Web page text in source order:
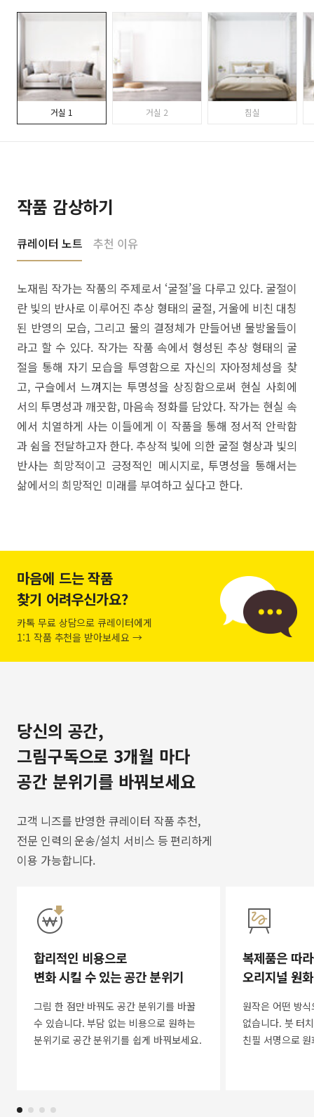
거실 1 거실 2 침실
작품 감상하기
큐레이터 노트 추천 이유
노재림 작가는 작품의 주제로서 ‘굴절’을 다루고 있다. 굴절이
란 빛의 반사로 이루어진 추상 형태의 굴절, 거울에 비친 대칭
된 반영의 모습, 그리고 물의 결정체가 만들어낸 물방울들이
라고 할 수 있다. 작가는 작품 속에서 형성된 추상 형태의 굴
절을 통해 자기 모습을 투영함으로 자신의 자아정체성을 찾
고, 구슬에서 느껴지는 투명성을 상징함으로써 현실 사회에
서의 투명성과 깨끗함, 마음속 정화를 담았다. 작가는 현실 속
에서 치열하게 사는 이들에게 이 작품을 통해 정서적 안락함
과 쉼을 전달하고자 한다. 추상적 빛에 의한 굴절 형상과 빛의
반사는 희망적이고 긍정적인 메시지로, 투명성을 통해서는
삶에서의 희망적인 미래를 부여하고 싶다고 한다.
마음에 드는 작품
찾기 어려우신가요?
카톡 무료 상담으로 큐레이터에게
1:1 작품 추천을 받아보세요 →
당신의 공간,
그림구독으로 3개월 마다
공간 분위기를 바꿔보세요
고객 니즈를 반영한 큐레이터 작품 추천,
전문 인력의 운송/설치 서비스 등 편리하게
이용 가능합니다.
합리적인 비용으로
변화 시킬 수 있는 공간 분위기
그림 한 점만 바꿔도 공간 분위기를 바꿀
수 있습니다. 부담 없는 비용으로 원하는
분위기로 공간 분위기를 쉽게 바꿔보세요.
복제품은 따
오리지널 원
원작은 어떤 방
없습니다. 붓 터
친필 서명으로